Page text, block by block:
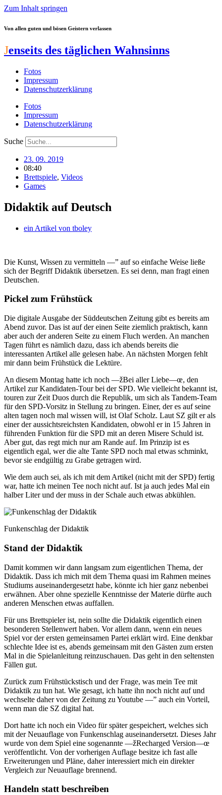
Zum Inhalt springen
Von allen guten und bösen Geistern verlassen
Jenseits des täglichen Wahnsinns
Fotos
Impressum
Datenschutzerklärung
Fotos
Impressum
Datenschutzerklärung
Suche
23. 09. 2019
08:40
Brettspiele, Videos
Games
Didaktik auf Deutsch
ein Artikel von tboley
Die Kunst, Wissen zu vermitteln —” auf so einfache Weise ließe
sich der Begriff Didaktik übersetzen. Es sei denn, man fragt einen
Deutschen.
Pickel zum Frühstück
Die digitale Ausgabe der Süddeutschen Zeitung gibt es bereits am
Abend zuvor. Das ist auf der einen Seite ziemlich praktisch, kann
aber auch der anderen Seite zu einem Fluch werden. An manchen
Tagen führt es nämlich dazu, dass ich abends bereits die
interessanten Artikel alle gelesen habe. An nächsten Morgen fehlt
mir dann beim Frühstück die Lektüre.
An diesem Montag hatte ich noch —žBei aller Liebe—œ, den
Artikel zur Kandidaten-Tour bei der SPD. Wie vielleicht bekannt ist,
touren zur Zeit Duos durch die Republik, um sich als Tandem-Team
für den SPD-Vorsitz in Stellung zu bringen. Einer, der es auf seine
alten tagen noch mal wissen will, ist Olaf Scholz. Laut SZ gilt er als
einer der aussichtsreichsten Kandidaten, obwohl er in 15 Jahren in
führenden Funktion für die SPD mit an deren Misere Schuld ist.
Aber gut, das regt mich nur am Rande auf. Im Prinzip ist es
eigentlich egal, wer die alte Tante SPD noch mal etwas schminkt,
bevor sie endgültig zu Grabe getragen wird.
Wie dem auch sei, als ich mit dem Artikel (nicht mit der SPD) fertig
war, hatte ich meinen Tee noch nicht auf. Ist ja auch jedes Mal ein
halber Liter und der muss in der Schale auch etwas abkühlen.
Funkenschlag der Didaktik
Stand der Didaktik
Damit kommen wir dann langsam zum eigentlichen Thema, der
Didaktik. Dass ich mich mit dem Thema quasi im Rahmen meines
Studiums auseinandergesetzt habe, könnte ich hier ganz nebenbei
erwähnen. Aber ohne spezielle Kenntnisse der Materie dürfte auch
anderen Menschen etwas auffallen.
Für uns Brettspieler ist, nein sollte die Didaktik eigentlich einen
besonderen Stellenwert haben. Vor allem dann, wenn ein neues
Spiel vor der ersten gemeinsamen Partei erklärt wird. Eine denkbar
schlechte Idee ist es, abends gemeinsam mit den Gästen zum ersten
Mal in die Spielanleitung reinzuschauen. Das geht in den seltensten
Fällen gut.
Zurück zum Frühstückstisch und der Frage, was mein Tee mit
Didaktik zu tun hat. Wie gesagt, ich hatte ihn noch nicht auf und
wechselte daher von der Zeitung zu Youtube —” auch ein Vorteil,
wenn man die SZ digital hat.
Dort hatte ich noch ein Video für später gespeichert, welches sich
mit der Neuauflage von Funkenschlag auseinandersetzt. Dieses Jahr
wurde von dem Spiel eine sogenannte —žRecharged Version—œ
veröffentlicht. Von der vorherigen Auflage besitze ich fast alle
Erweiterungen und Pläne, daher interessiert mich ein direkter
Vergleich zur Neuauflage brennend.
Handeln statt beschreiben